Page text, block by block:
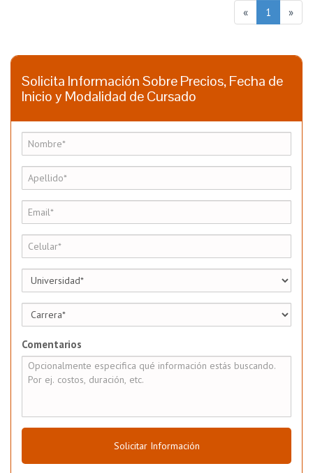
« 1 »
Solicita Información Sobre Precios, Fecha de
Inicio y Modalidad de Cursado
Comentarios
Solicitar Información